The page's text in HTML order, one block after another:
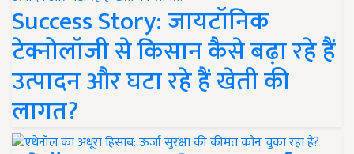
Success Story: जायटॉनिक
टेक्नोलॉजी से किसान कैसे बढ़ा रहे हैं
उत्पादन और घटा रहे हैं खेती की
लागत?